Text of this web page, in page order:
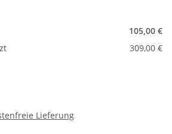
105,00 €
309,00 €
Lieferung